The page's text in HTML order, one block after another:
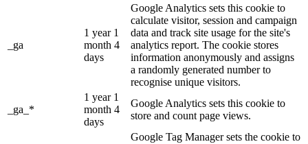
_ga
1 year 1
month 4
days
Google Analytics sets this cookie to
calculate visitor, session and campaign
data and track site usage for the site's
analytics report. The cookie stores
information anonymously and assigns
a randomly generated number to
recognise unique visitors.
_ga_*
1 year 1
month 4
days
Google Analytics sets this cookie to
store and count page views.
Google Tag Manager sets the cookie to